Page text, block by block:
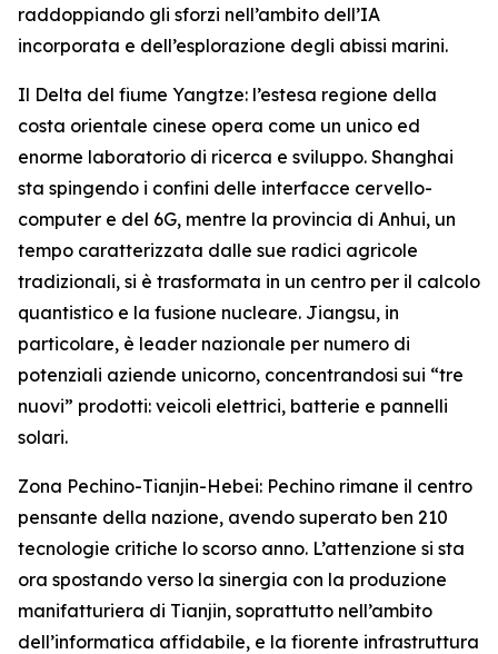
raddoppiando gli sforzi nell’ambito dell’IA
incorporata e dell’esplorazione degli abissi marini.
Il Delta del fiume Yangtze: l’estesa regione della
costa orientale cinese opera come un unico ed
enorme laboratorio di ricerca e sviluppo. Shanghai
sta spingendo i confini delle interfacce cervello-
computer e del 6G, mentre la provincia di Anhui, un
tempo caratterizzata dalle sue radici agricole
tradizionali, si è trasformata in un centro per il calcolo
quantistico e la fusione nucleare. Jiangsu, in
particolare, è leader nazionale per numero di
potenziali aziende unicorno, concentrandosi sui “tre
nuovi” prodotti: veicoli elettrici, batterie e pannelli
solari.
Zona Pechino-Tianjin-Hebei: Pechino rimane il centro
pensante della nazione, avendo superato ben 210
tecnologie critiche lo scorso anno. L’attenzione si sta
ora spostando verso la sinergia con la produzione
manifatturiera di Tianjin, soprattutto nell’ambito
dell’informatica affidabile, e la fiorente infrastruttura